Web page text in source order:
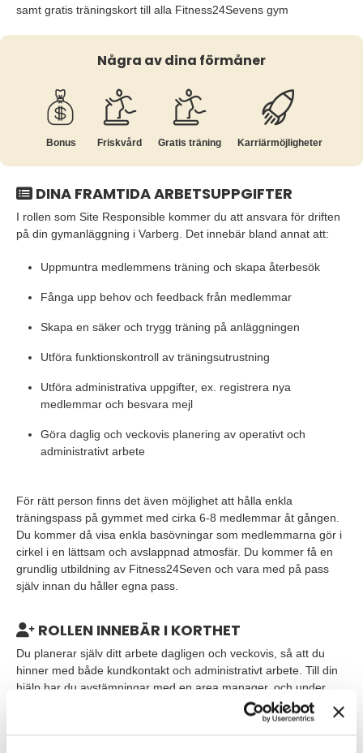
samt gratis träningskort till alla Fitness24Sevens gym
Några av dina förmåner
Bonus Friskvård Gratis träning Karriär­möjligheter
DINA FRAMTIDA ARBETSUPPGIFTER
I rollen som Site Responsible kommer du att ansvara för driften
på din gymanläggning i Varberg. Det innebär bland annat att:
Uppmuntra medlemmens träning och skapa återbesök
Fånga upp behov och feedback från medlemmar
Skapa en säker och trygg träning på anläggningen
Utföra funktionskontroll av träningsutrustning
Utföra administrativa uppgifter, ex. registrera nya
medlemmar och besvara mejl
Göra daglig och veckovis planering av operativt och
administrativt arbete
För rätt person finns det även möjlighet att hålla enkla
träningspass på gymmet med cirka 6-8 medlemmar åt gången.
Du kommer då visa enkla basövningar som medlemmarna gör i
cirkel i en lättsam och avslappnad atmosfär. Du kommer få en
grundlig utbildning av Fitness24Seven och vara med på pass
själv innan du håller egna pass.
ROLLEN INNEBÄR I KORTHET
Du planerar själv ditt arbete dagligen och veckovis, så att du
hinner med både kundkontakt och administrativt arbete. Till din
hjälp har du avstämningar med en area manager, och under
introduktionen tar du del av vilka rutiner som du behöver ha koll